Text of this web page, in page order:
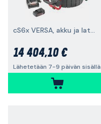
cS6x VERSA, akku ja laturi
14 404,10 €
Lähetetään 7-9 päivän sisällä